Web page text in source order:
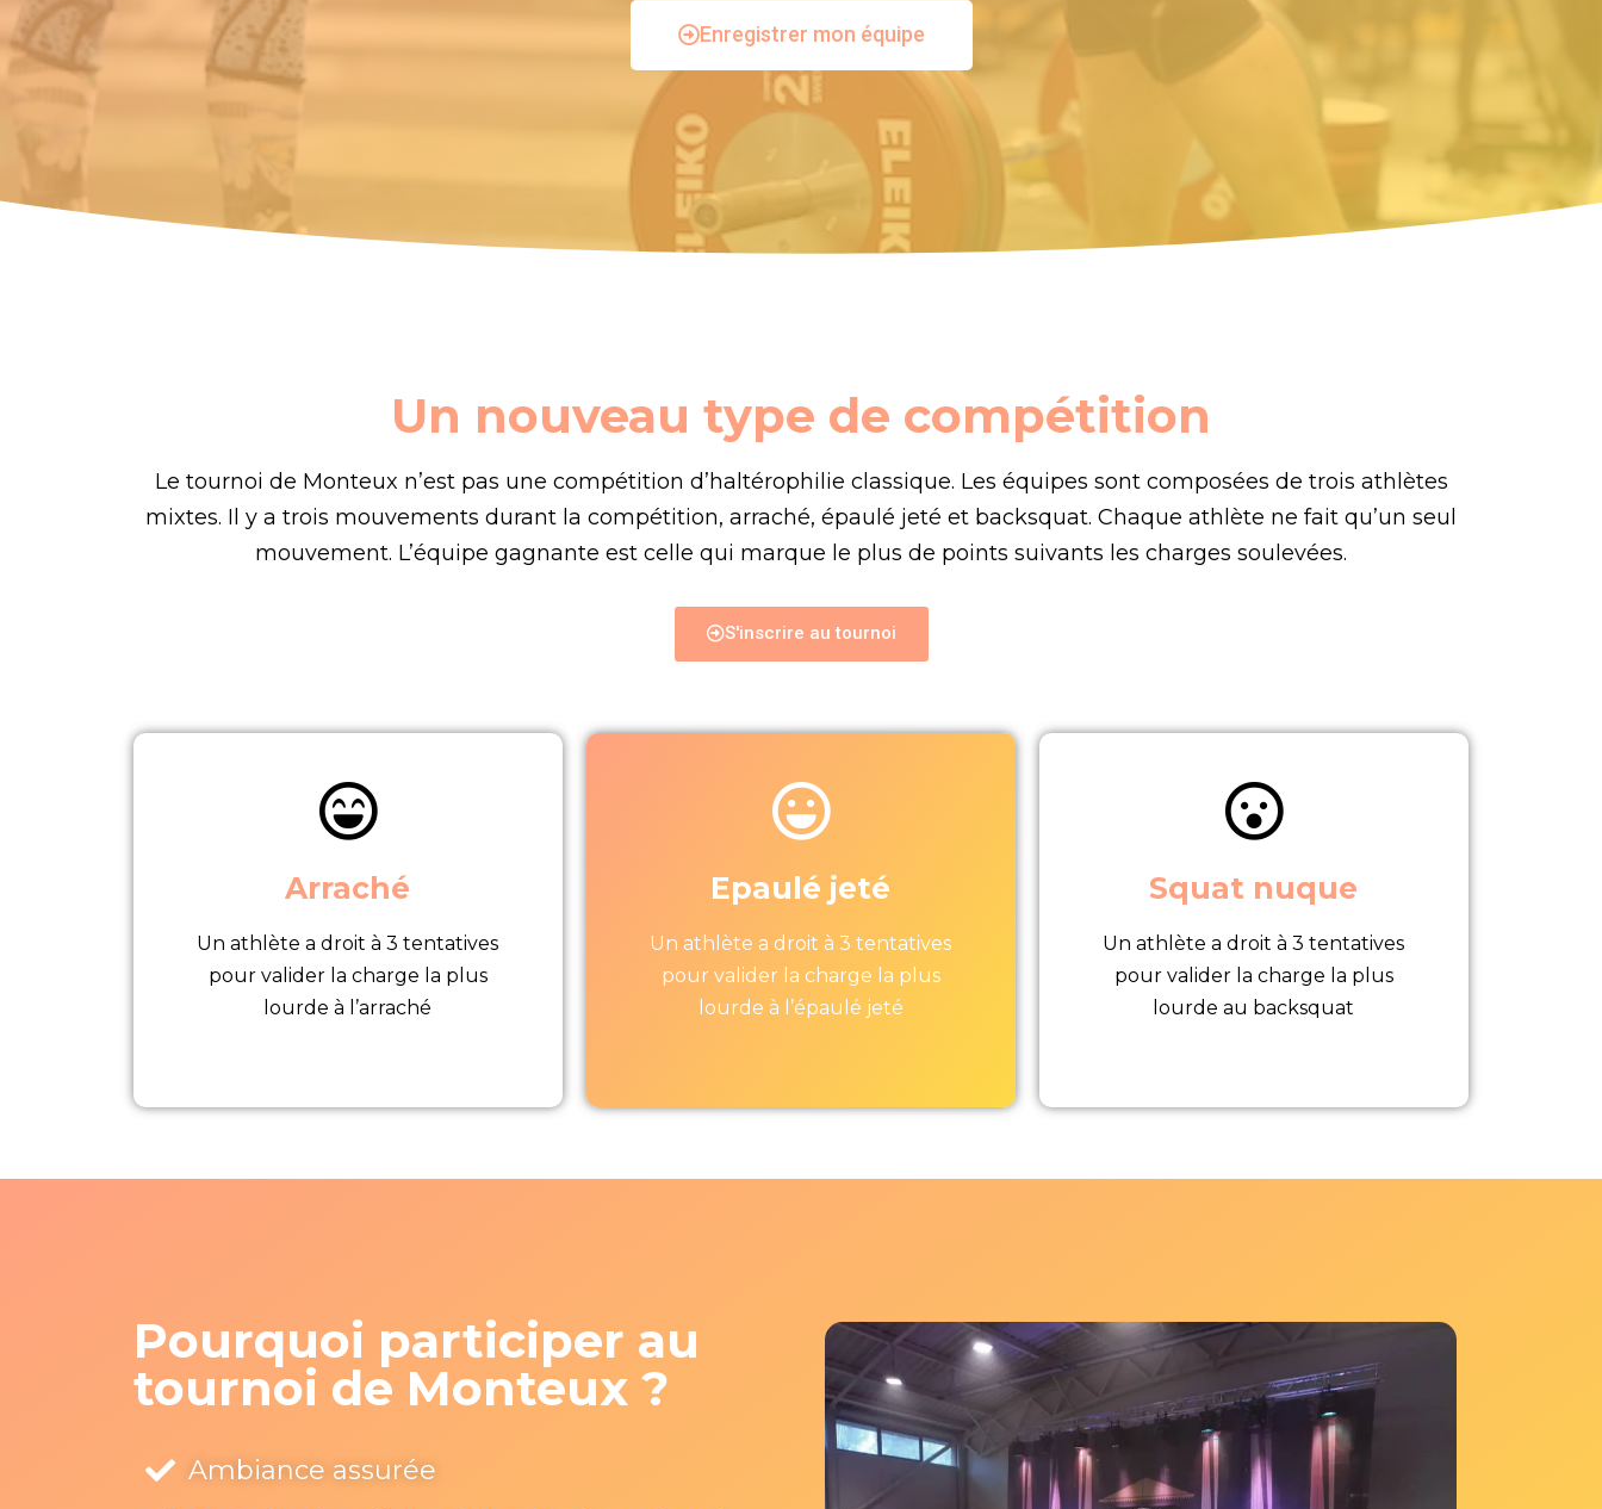
Enregistrer mon équipe
Un nouveau type de compétition
Le tournoi de Monteux n’est pas une compétition d’haltérophilie classique. Les équipes sont composées de trois athlètes
mixtes. Il y a trois mouvements durant la compétition, arraché, épaulé jeté et backsquat. Chaque athlète ne fait qu’un seul
mouvement. L’équipe gagnante est celle qui marque le plus de points suivants les charges soulevées.
S'inscrire au tournoi
Arraché
Un athlète a droit à 3 tentatives
pour valider la charge la plus
lourde à l’arraché
Epaulé jeté
Un athlète a droit à 3 tentatives
pour valider la charge la plus
lourde à l’épaulé jeté
Squat nuque
Un athlète a droit à 3 tentatives
pour valider la charge la plus
lourde au backsquat
Pourquoi participer au
tournoi de Monteux ?
Ambiance assurée